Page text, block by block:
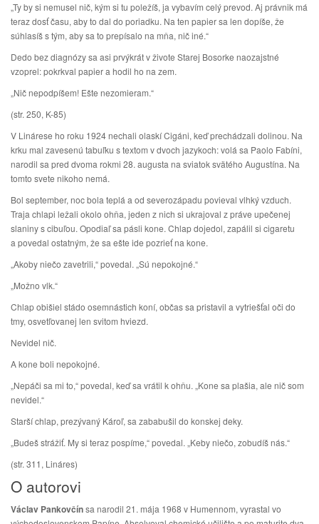
„Ty by si nemusel nič, kým si tu poležíš, ja vybavím celý prevod. Aj právnik má
teraz dosť času, aby to dal do poriadku. Na ten papier sa len dopíše, že
súhlasíš s tým, aby sa to prepísalo na mňa, nič iné.“
Dedo bez diagnózy sa asi prvýkrát v živote Starej Bosorke naozajstné
vzoprel: pokrkval papier a hodil ho na zem.
„Nič nepodpíšem! Ešte nezomieram.“
(str. 250, K-85)
V Linárese ho roku 1924 nechali olaskí Cigáni, keď prechádzali dolinou. Na
krku mal zavesenú tabuľku s textom v dvoch jazykoch: volá sa Paolo Fabíni,
narodil sa pred dvoma rokmi 28. augusta na sviatok svätého Augustína. Na
tomto svete nikoho nemá.
Bol september, noc bola teplá a od severozápadu povieval vlhký vzduch.
Traja chlapi ležali okolo ohňa, jeden z nich si ukrajoval z práve upečenej
slaniny s cibuľou. Opodiaľ sa pásli kone. Chlap dojedol, zapálil si cigaretu
a povedal ostatným, že sa ešte ide pozrieť na kone.
„Akoby niečo zavetrili,“ povedal. „Sú nepokojné.“
„Možno vlk.“
Chlap obišiel stádo osemnástich koní, občas sa pristavil a vytriešťal oči do
tmy, osvetľovanej len svitom hviezd.
Nevidel nič.
A kone boli nepokojné.
„Nepáči sa mi to,“ povedal, keď sa vrátil k ohňu. „Kone sa plašia, ale nič som
nevidel.“
Starší chlap, prezývaný Károľ, sa zababušil do konskej deky.
„Budeš strážiť. My si teraz pospíme,“ povedal. „Keby niečo, zobudíš nás.“
(str. 311, Lináres)
O autorovi
Václav Pankovčínsa narodil 21. mája 1968 v Humennom, vyrastal vo